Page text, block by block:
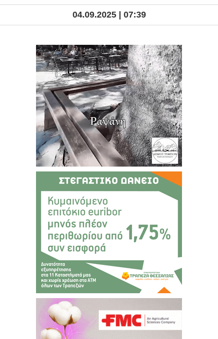
04.09.2025 | 07:39